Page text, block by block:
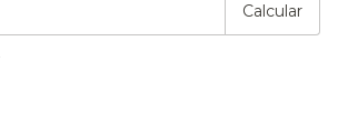
Calcular